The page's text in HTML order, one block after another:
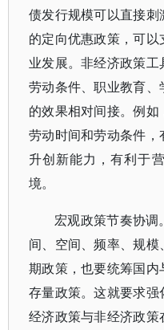
债发行规模可以直接
的定向优惠政策，可
业发展。非经济政策工
劳动条件、职业教育
的效果相对间接。例
劳动时间和劳动条件
升创新能力，有利于
境。
宏观政策节奏协调
间、空间、频率、规
期政策，也要统筹国
存量政策。这就要求
经济政策与非经济政